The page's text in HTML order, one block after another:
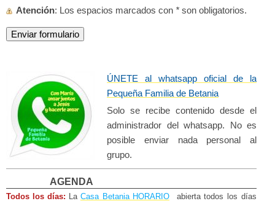
Atención : Los espacios marcados con * son obligatorios.
ÚNETE al whatsapp oficial de la
Pequeña Familia de Betania​
Solo se recibe contenido desde el
administrador del whatsapp. No es
posible enviar nada personal al
grupo.
AGENDA
Todos los días: La Casa Betania HORARIO abierta todos los días